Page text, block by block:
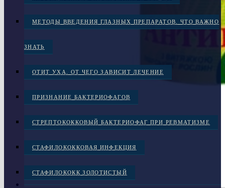
МЕТОДЫ ВВЕДЕНИЯ ГЛАЗНЫХ ПРЕПАРАТОВ. ЧТО ВАЖНО
ЗНАТЬ
ОТИТ УХА. ОТ ЧЕГО ЗАВИСИТ ЛЕЧЕНИЕ
ПРИЗНАНИЕ БАКТЕРИОФАГОВ
СТРЕПТОКОККОВЫЙ БАКТЕРИОФАГ ПРИ РЕВМАТИЗМЕ
СТАФИЛОКОККОВАЯ ИНФЕКЦИЯ
СТАФИЛОКОКК ЗОЛОТИСТЫЙ